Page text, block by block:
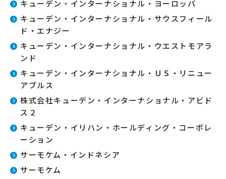
キューデン・インターナショナル・ヨーロッパ
キューデン・インターナショナル・サウスフィール
ド・エナジー
キューデン・インターナショナル・ウエストモアラ
ンド
キューデン・インターナショナル・ＵＳ・リニュー
アブルス
株式会社キューデン・インターナショナル・アビド
ス２
キューデン・イリハン・ホールディング・コーポレ
ーション
サーモケム・インドネシア
サーモケム